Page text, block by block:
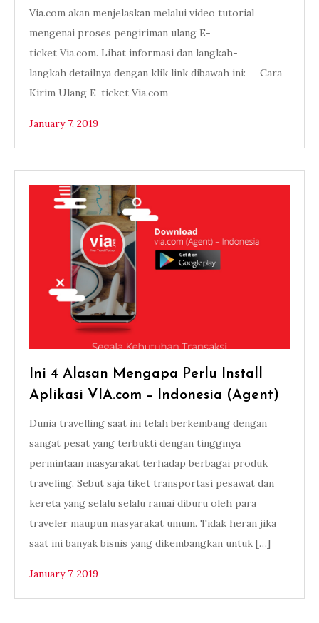
Via.com akan menjelaskan melalui video tutorial
mengenai proses pengiriman ulang E-
ticket Via.com. Lihat informasi dan langkah-
langkah detailnya dengan klik link dibawah ini: Cara
Kirim Ulang E-ticket Via.com
January 7, 2019
Ini 4 Alasan Mengapa Perlu Install
Aplikasi VIA.com – Indonesia (Agent)
Dunia travelling saat ini telah berkembang dengan
sangat pesat yang terbukti dengan tingginya
permintaan masyarakat terhadap berbagai produk
traveling. Sebut saja tiket transportasi pesawat dan
kereta yang selalu selalu ramai diburu oleh para
traveler maupun masyarakat umum. Tidak heran jika
saat ini banyak bisnis yang dikembangkan untuk […]
January 7, 2019